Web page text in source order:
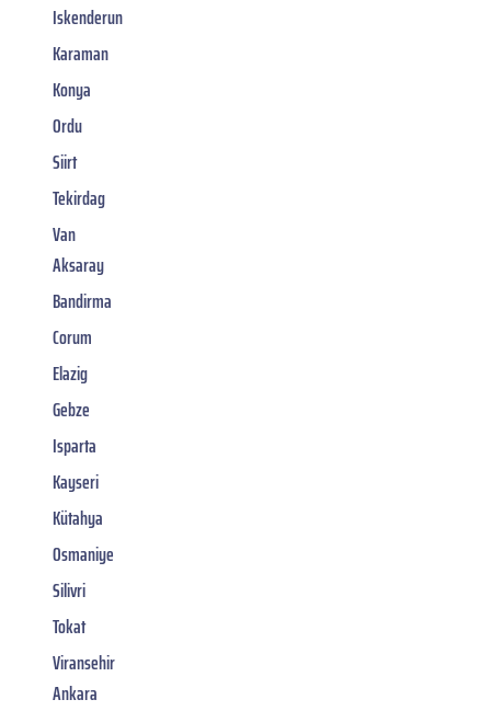
Iskenderun
Karaman
Konya
Ordu
Siirt
Tekirdag
Van
Aksaray
Bandirma
Corum
Elazig
Gebze
Isparta
Kayseri
Kütahya
Osmaniye
Silivri
Tokat
Viransehir
Ankara